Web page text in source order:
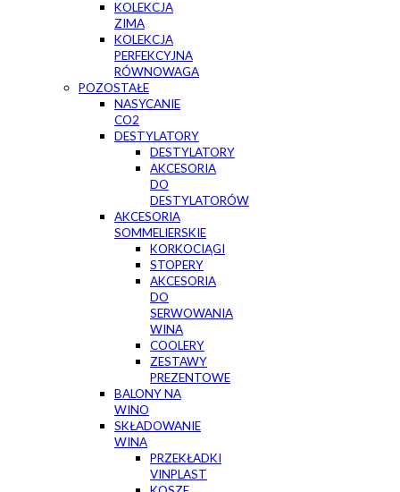
KOLEKCJA
ZIMA
KOLEKCJA
PERFEKCYJNA
RÓWNOWAGA
POZOSTAŁE
NASYCANIE
CO2
DESTYLATORY
DESTYLATORY
AKCESORIA
DO
DESTYLATORÓW
AKCESORIA
SOMMELIERSKIE
KORKOCIĄGI
STOPERY
AKCESORIA
DO
SERWOWANIA
WINA
COOLERY
ZESTAWY
PREZENTOWE
BALONY NA
WINO
SKŁADOWANIE
WINA
PRZEKŁADKI
VINPLAST